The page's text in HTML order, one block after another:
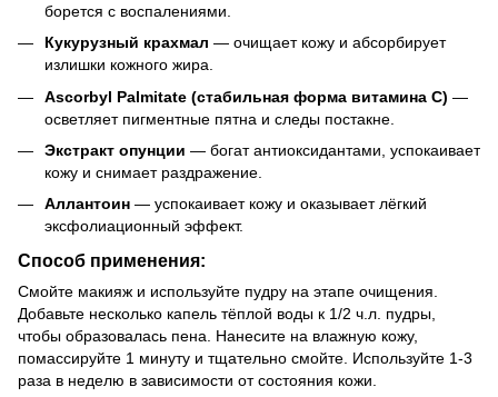
борется с воспалениями.
Кукурузный крахмал — очищает кожу и абсорбирует
излишки кожного жира.
Ascorbyl Palmitate (стабильная форма витамина С) —
осветляет пигментные пятна и следы постакне.
Экстракт опунции — богат антиоксидантами, успокаивает
кожу и снимает раздражение.
Аллантоин — успокаивает кожу и оказывает лёгкий
эксфолиационный эффект.
Способ применения:
Смойте макияж и используйте пудру на этапе очищения.
Добавьте несколько капель тёплой воды к 1/2 ч.л. пудры,
чтобы образовалась пена. Нанесите на влажную кожу,
помассируйте 1 минуту и тщательно смойте. Используйте 1-3
раза в неделю в зависимости от состояния кожи.